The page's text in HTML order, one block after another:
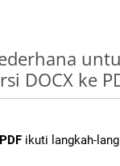
DOCX ke
ikuti langkah-